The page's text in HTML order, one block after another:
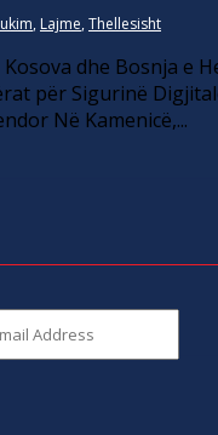
, Lajme, Thellesisht
dhe Bosnja e
për Sigurinë
Në Kamenicë,...